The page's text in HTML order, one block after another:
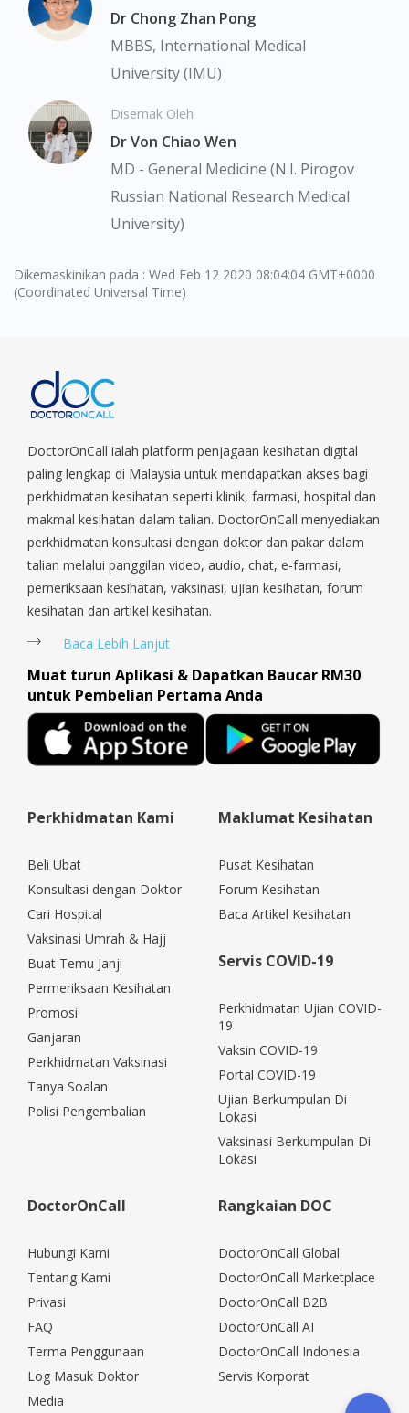
You are currently on DoctorOnCall.com.my, our Malaysian
site.
To serve you better, would you like to head over to
Continue to DoctorOnCall Singapore
No, please do not redirect me
Dr Chong Zhan Pong
MBBS, International Medical
University (IMU)
Disemak Oleh
Dr Von Chiao Wen
MD - General Medicine (N.I. Pirogov
Russian National Research Medical
University)
Dikemaskinikan pada : Wed Feb 12 2020 08:04:04 GMT+0000
(Coordinated Universal Time)
DoctorOnCall ialah platform penjagaan kesihatan digital
paling lengkap di Malaysia untuk mendapatkan akses bagi
perkhidmatan kesihatan seperti klinik, farmasi, hospital dan
makmal kesihatan dalam talian. DoctorOnCall menyediakan
perkhidmatan konsultasi dengan doktor dan pakar dalam
talian melalui panggilan video, audio, chat, e-farmasi,
pemeriksaan kesihatan, vaksinasi, ujian kesihatan, forum
kesihatan dan artikel kesihatan.
Baca Lebih Lanjut
Muat turun Aplikasi & Dapatkan Baucar RM30
untuk Pembelian Pertama Anda
Perkhidmatan Kami
Beli Ubat
Konsultasi dengan Doktor
Cari Hospital
Vaksinasi Umrah & Hajj
Buat Temu Janji
Permeriksaan Kesihatan
Promosi
Ganjaran
Perkhidmatan Vaksinasi
Tanya Soalan
Polisi Pengembalian
Maklumat Kesihatan
Pusat Kesihatan
Forum Kesihatan
Baca Artikel Kesihatan
Servis COVID-19
Perkhidmatan Ujian COVID-
19
Vaksin COVID-19
Portal COVID-19
Ujian Berkumpulan Di
Lokasi
Vaksinasi Berkumpulan Di
Lokasi
DoctorOnCall
Hubungi Kami
Tentang Kami
Privasi
FAQ
Terma Penggunaan
Log Masuk Doktor
Media
Rangkaian DOC
DoctorOnCall Global
DoctorOnCall Marketplace
DoctorOnCall B2B
DoctorOnCall AI
DoctorOnCall Indonesia
Servis Korporat